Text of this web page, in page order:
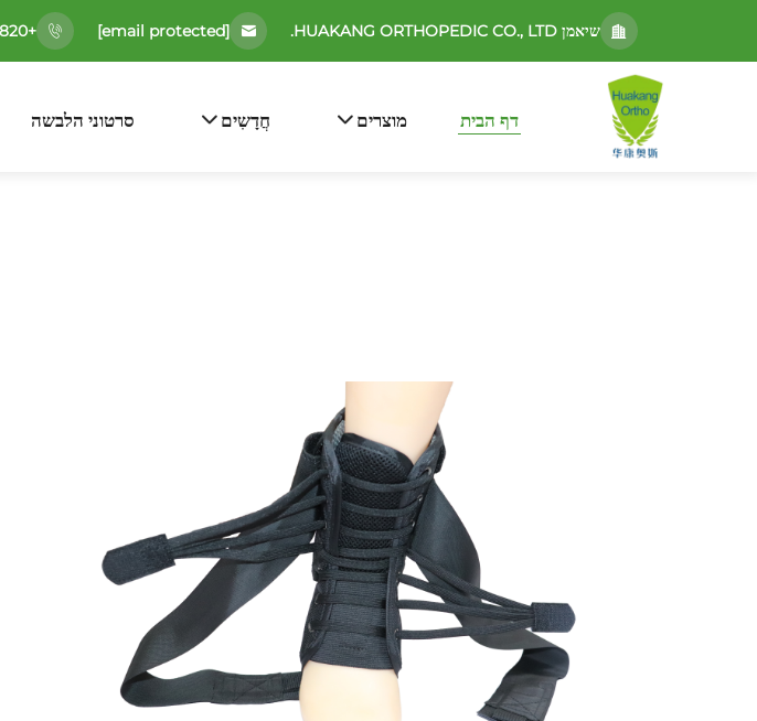
שיאמן HUAKANG ORTHOPEDIC CO., LTD. [email protected]
+86-19005923820
דף הבית מוצרים חֲדָשִים סרטוני הלבשה